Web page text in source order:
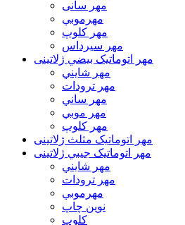
مهر سانی
مهرموبي
مهر كلوپ
مهر سيرداس
مهر اتوماتیک بيضي ژلاتینی
مهر شايني
مهر ترودات
مهر ساني
مهر موبي
مهر كلوپ
مهر اتوماتیک مثلث ژلاتینی
مهر اتوماتیک جيبي ژلاتینی
مهر شايني
مهر ترودات
مهرموبي
نوين چاپ
کلوپ